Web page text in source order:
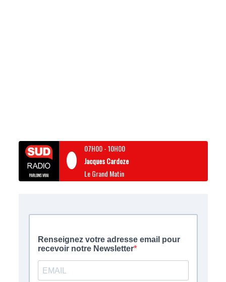
07H00-10H00
Jacques Cardoze
Le Grand Matin